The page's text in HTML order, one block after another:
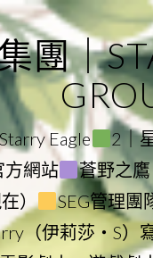
團｜
Eagle
2｜
方網站
蒼野之
）
SEG管理團
（伊莉莎・S）